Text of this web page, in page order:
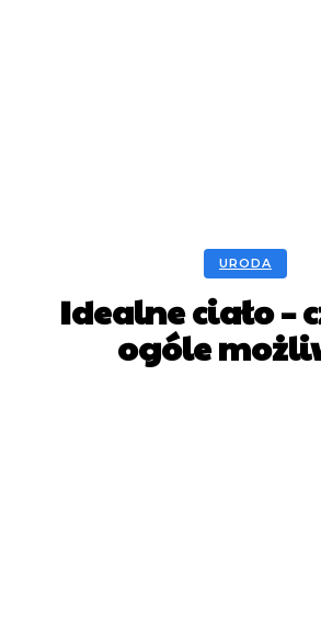
URODA
Idealne ciało –
ogóle